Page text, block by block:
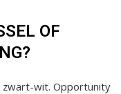
OF
zwart-wit. Opportunity